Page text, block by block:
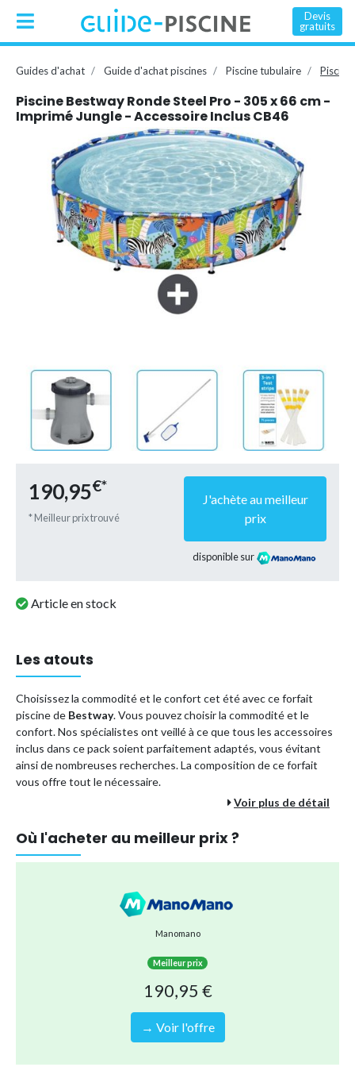
Devis
gratuits
Guides d'achat Guide d'achat piscines Piscine tubulaire
Piscine Bestway Ronde Steel Pro - 305 x 66 cm -
Imprimé Jungle - Accessoire Inclus CB46
190,95€*
* Meilleur prix trouvé
J'achète au meilleur
prix
disponible sur
Article en stock
Les atouts
Choisissez la commodité et le confort cet été avec ce forfait
piscine de Bestway. Vous pouvez choisir la commodité et le
confort. Nos spécialistes ont veillé à ce que tous les accessoires
inclus dans ce pack soient parfaitement adaptés, vous évitant
ainsi de nombreuses recherches. La composition de ce forfait
vous offre tout le nécessaire.
Vous payez moins cher que si vous commandiez tous les
En commandant ce colis en une seule fois, vous optez pour
une méthode d'expédition plus durable. En effet, il est
Vous êtes assuré que tous les accessoires s'emboîtent
Vous pouvez être sûr de pouvoir profiter sans soucis de
Voir plus de détail
Où l'acheter au meilleur prix ?
Manomano
Meilleur prix
190,95 €
→ Voir l'offre